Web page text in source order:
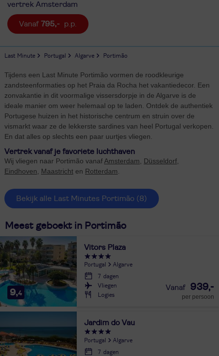
vertrek Amsterdam
795,-
Last Minute Portugal Algarve Portimão
Tijdens een Last Minute Portimão vormen de roodkleurige
zandsteenformaties op het Praia da Rocha het vakantiedecor. Een
zonvakantie in dit voormalige vissersdorpje in de Algarve is de
ideale manier om weer helemaal op te laden. Ontdek de authentiek
Portugese huizen in het historische centrum en struin over de
vismarkt waar ze de lekkerste sardines van heel Portugal verkopen.
En dat alles op slechts een paar uurtjes vliegen.
Vertrek vanaf je favoriete luchthaven
Wij vliegen naar Portimão vanaf Amsterdam Düsseldorf,
Eindhoven
Maastrichten Rotterdam
Bekijk alle Last Minutes Portimão (8)
Meest geboekt in Portimão
9,4
Vitors Plaza
Portugal
Algarve
7 dagen
Vliegen
Logies
939,-
per persoon
Jardim do Vau
Portugal
Algarve
7 dagen